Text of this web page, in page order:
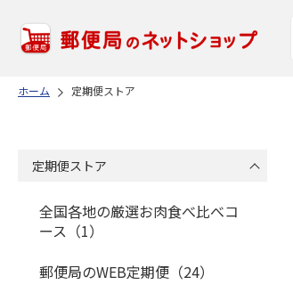
ホーム 定期便ストア
定期便ストア
全国各地の厳選お肉食べ比べコ
ース（1）
郵便局のWEB定期便（24）